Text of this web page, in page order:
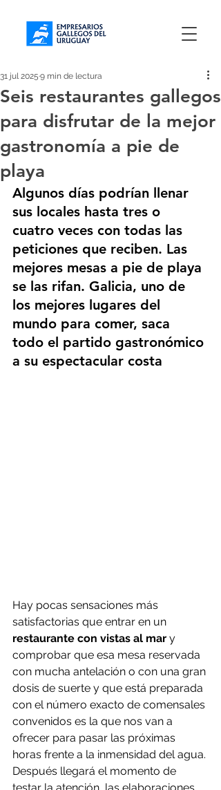
Seis restaurantes gallegos
para disfrutar de la mejor
gastronomía a pie de
playa
31 jul 2025 9 min de lectura
Algunos días podrían llenar
sus locales hasta tres o
cuatro veces con todas las
peticiones que reciben. Las
mejores mesas a pie de playa
se las rifan. Galicia, uno de
los mejores lugares del
mundo para comer, saca
todo el partido gastronómico
a su espectacular costa
Hay pocas sensaciones más
satisfactorias que entrar en un
restaurante con vistas al mar y
comprobar que esa mesa reservada
con mucha antelación o con una gran
dosis de suerte y que está preparada
con el número exacto de comensales
convenidos es la que nos van a
ofrecer para pasar las próximas
horas frente a la inmensidad del agua.
Después llegará el momento de